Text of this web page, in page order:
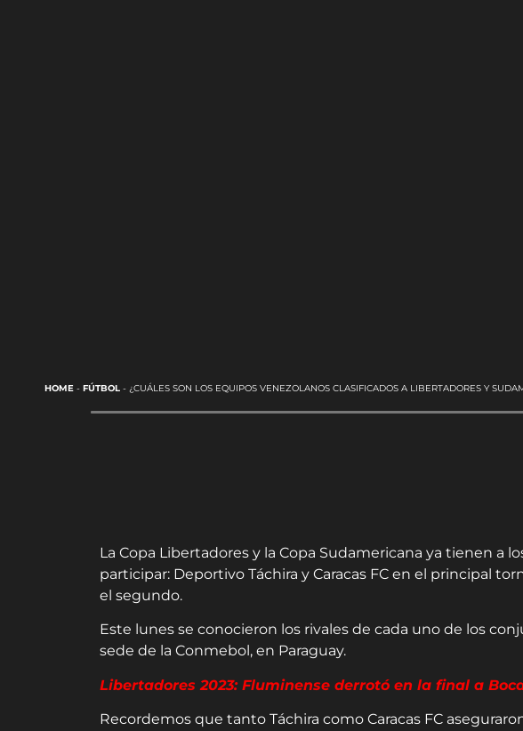
HOME- FÚTBOL- ¿CUÁLES SON LOS EQUIPOS VENEZOLANOS CLASIFICADOS A LIBERTADORES Y
La Copa Libertadores y la Copa Sudamericana ya tienen a
participar: Deportivo Táchira y Caracas FC en el principal
el segundo.
Este lunes se conocieron los rivales de cada uno de los
sede de la Conmebol, en Paraguay.
Libertadores 2023: Fluminense derrotó en la final a
Recordemos que tanto Táchira como Caracas FC